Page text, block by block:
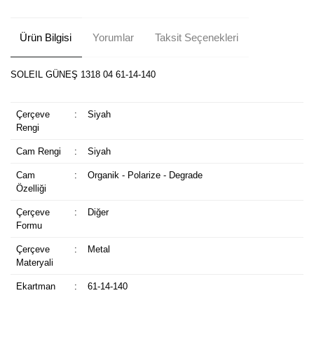
Ürün Bilgisi Yorumlar Taksit Seçenekleri
SOLEIL GÜNEŞ 1318 04 61-14-140
Çerçeve
Rengi
: Siyah
Cam Rengi : Siyah
Cam
Özelliği
: Organik - Polarize - Degrade
Çerçeve
Formu
: Diğer
Çerçeve
Materyali
: Metal
Ekartman : 61-14-140